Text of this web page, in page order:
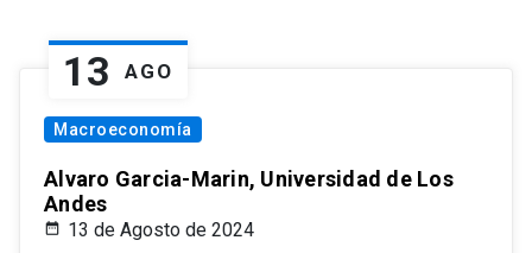
13 AGO
Macroeconomía
Alvaro Garcia-Marin, Universidad de Los
Andes
13 de Agosto de 2024